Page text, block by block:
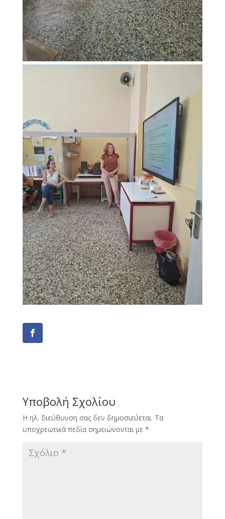
Υποβολή Σχολίου
Η ηλ. διεύθυνση σας δεν δημοσιεύεται. Τα
υποχρεωτικά πεδία σημειώνονται με *